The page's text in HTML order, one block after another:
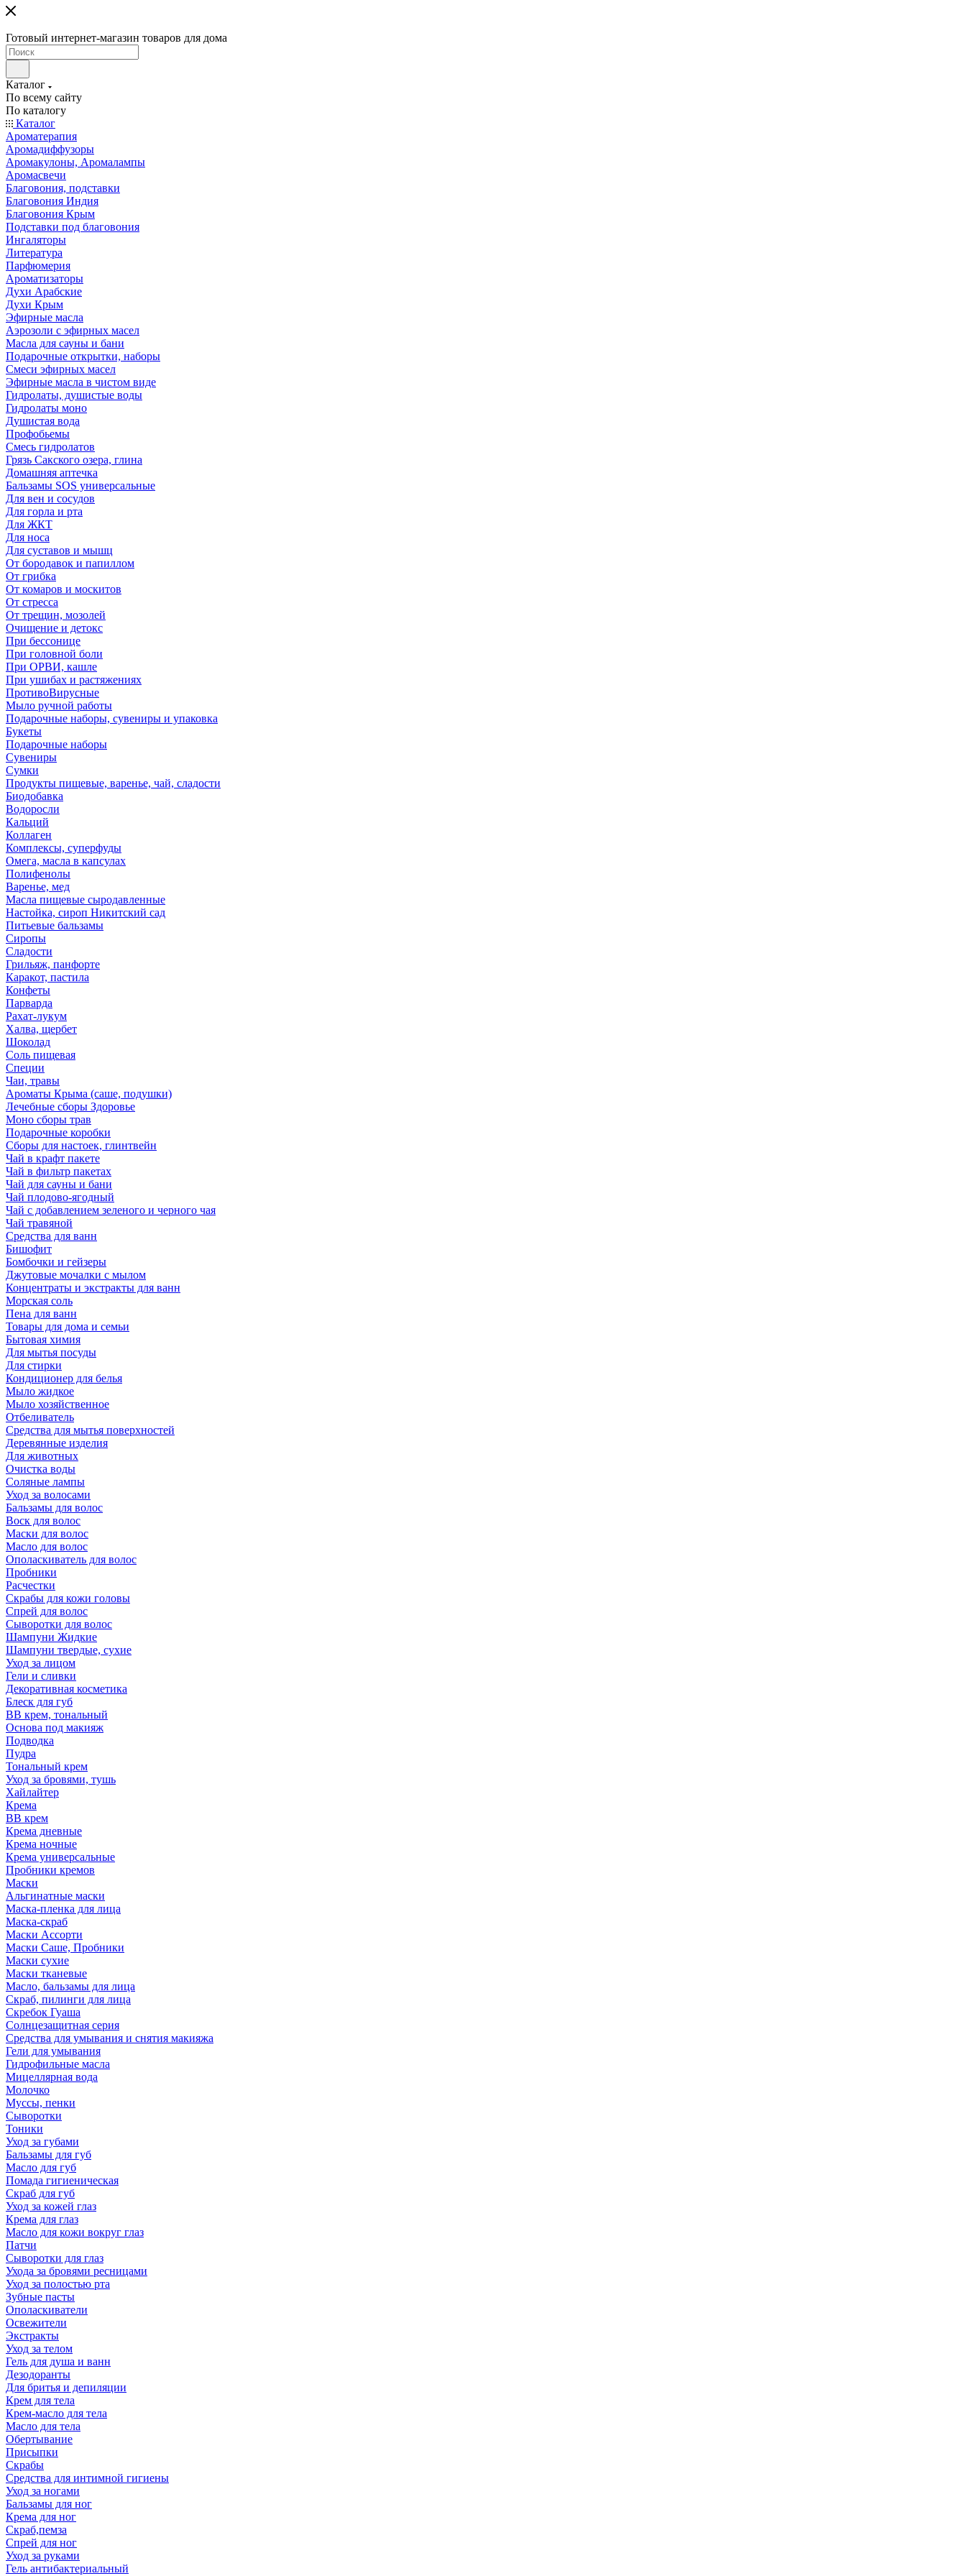
Готовый интернет-магазин товаров для дома
Каталог
По всему сайту
По каталогу
Каталог
Ароматерапия
Аромадиффузоры
Аромакулоны, Аромалампы
Аромасвечи
Благовония, подставки
Благовония Индия
Благовония Крым
Подставки под благовония
Ингаляторы
Литература
Парфюмерия
Ароматизаторы
Духи Арабские
Духи Крым
Эфирные масла
Аэрозоли с эфирных масел
Масла для сауны и бани
Подарочные открытки, наборы
Смеси эфирных масел
Эфирные масла в чистом виде
Гидролаты, душистые воды
Гидролаты моно
Душистая вода
Профобьемы
Смесь гидролатов
Грязь Сакского озера, глина
Домашняя аптечка
Бальзамы SOS универсальные
Для вен и сосудов
Для горла и рта
Для ЖКТ
Для носа
Для суставов и мышц
От бородавок и папиллом
От грибка
От комаров и москитов
От стресса
От трещин, мозолей
Очищение и детокс
При бессонице
При головной боли
При ОРВИ, кашле
При ушибах и растяжениях
ПротивоВирусные
Мыло ручной работы
Подарочные наборы, сувениры и упаковка
Букеты
Подарочные наборы
Сувениры
Сумки
Продукты пищевые, варенье, чай, сладости
Биодобавка
Водоросли
Кальций
Коллаген
Комплексы, суперфуды
Омега, масла в капсулах
Полифенолы
Варенье, мед
Масла пищевые сыродавленные
Настойка, сироп Никитский сад
Питьевые бальзамы
Сиропы
Сладости
Грильяж, панфорте
Каракот, пастила
Конфеты
Парварда
Рахат-лукум
Халва, щербет
Шоколад
Соль пищевая
Специи
Чаи, травы
Ароматы Крыма (саше, подушки)
Лечебные сборы Здоровье
Моно сборы трав
Подарочные коробки
Сборы для настоек, глинтвейн
Чай в крафт пакете
Чай в фильтр пакетах
Чай для сауны и бани
Чай плодово-ягодный
Чай с добавлением зеленого и черного чая
Чай травяной
Средства для ванн
Бишофит
Бомбочки и гейзеры
Джутовые мочалки с мылом
Концентраты и экстракты для ванн
Морская соль
Пена для ванн
Товары для дома и семьи
Бытовая химия
Для мытья посуды
Для стирки
Кондиционер для белья
Мыло жидкое
Мыло хозяйственное
Отбеливатель
Средства для мытья поверхностей
Деревянные изделия
Для животных
Очистка воды
Соляные лампы
Уход за волосами
Бальзамы для волос
Воск для волос
Маски для волос
Масло для волос
Ополаскиватель для волос
Пробники
Расчестки
Скрабы для кожи головы
Спрей для волос
Сыворотки для волос
Шампуни Жидкие
Шампуни твердые, сухие
Уход за лицом
Гели и сливки
Декоративная косметика
Блеск для губ
ВВ крем, тональный
Основа под макияж
Подводка
Пудра
Тональный крем
Уход за бровями, тушь
Хайлайтер
Крема
ВВ крем
Крема дневные
Крема ночные
Крема универсальные
Пробники кремов
Маски
Альгинатные маски
Маска-пленка для лица
Маска-скраб
Маски Ассорти
Маски Саше, Пробники
Маски сухие
Маски тканевые
Масло, бальзамы для лица
Скраб, пилинги для лица
Скребок Гуаша
Солнцезащитная серия
Средства для умывания и снятия макияжа
Гели для умывания
Гидрофильные масла
Мицеллярная вода
Молочко
Муссы, пенки
Сыворотки
Тоники
Уход за губами
Бальзамы для губ
Масло для губ
Помада гигиеническая
Скраб для губ
Уход за кожей глаз
Крема для глаз
Масло для кожи вокруг глаз
Патчи
Сыворотки для глаз
Ухода за бровями ресницами
Уход за полостью рта
Зубные пасты
Ополаскиватели
Освежители
Экстракты
Уход за телом
Гель для душа и ванн
Дезодоранты
Для бритья и депиляции
Крем для тела
Крем-масло для тела
Масло для тела
Обертывание
Присыпки
Скрабы
Средства для интимной гигиены
Уход за ногами
Бальзамы для ног
Крема для ног
Скраб,пемза
Спрей для ног
Уход за руками
Гель антибактериальный